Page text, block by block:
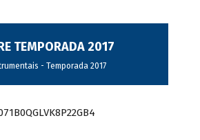
TEMPORADA 2017
- Temporada 2017